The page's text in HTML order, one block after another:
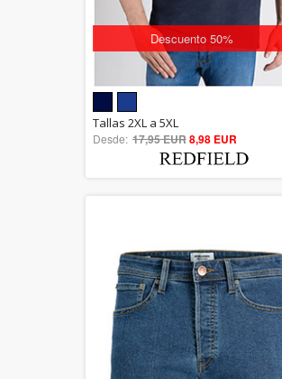
Descuento 50%
5.00
out of 5
Tallas 2XL a 5XL
Desde: 17,95 EUR8,98 EUR